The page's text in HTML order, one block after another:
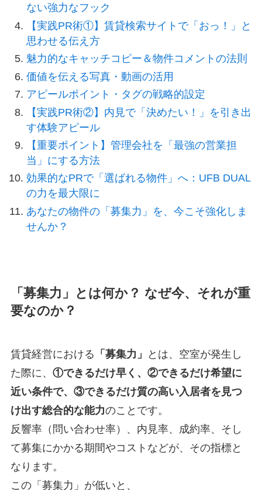
ない強力なフック
【実践PR術①】賃貸検索サイトで「おっ！」と
思わせる伝え方
魅力的なキャッチコピー＆物件コメントの法則
価値を伝える写真・動画の活用
アピールポイント・タグの戦略的設定
【実践PR術②】内見で「決めたい！」を引き出
す体験アピール
【重要ポイント】管理会社を「最強の営業担
当」にする方法
効果的なPRで「選ばれる物件」へ：UFB DUAL
の力を最大限に
あなたの物件の「募集力」を、今こそ強化しま
せんか？
「募集力」とは何か？ なぜ今、それが重
要なのか？
賃貸経営における 「募集力」
とは、空室が発生し
た際に、 ①できるだけ早く、②できるだけ希望に
近い条件で、③できるだけ質の高い入居者を見つ
け出す総合的な能力のことです。
反響率（問い合わせ率）、内見率、成約率、そし
て募集にかかる期間やコストなどが、その指標と
なります。
この「募集力」が低いと、